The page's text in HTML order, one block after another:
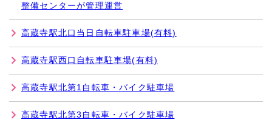
整備センターが管理運営
高蔵寺駅北口当日自転車駐車場(有料)
高蔵寺駅西口自転車駐車場(有料)
高蔵寺駅北第1自転車・バイク駐車場
高蔵寺駅北第3自転車・バイク駐車場